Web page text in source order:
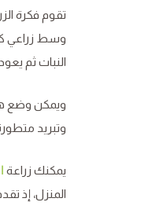
تقوم فكرة
وسط زراعي
النبات ثم
ويمكن وضع
وتبريد
يمكنك زراعة
المنزل، إذ